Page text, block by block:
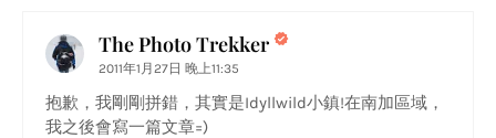
The Photo Trekker
2011年1月27日 晚上11:35
抱歉，我剛剛拼錯，其實是Idyllwild小鎮!在南加區域，
我之後會寫一篇文章=)